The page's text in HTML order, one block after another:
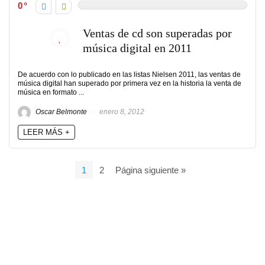
0
Ventas de cd son superadas por
música digital en 2011
De acuerdo con lo publicado en las listas Nielsen 2011, las ventas de
música digital han superado por primera vez en la historia la venta de
música en formato ...
Oscar Belmonte enero 8, 2012
LEER MÁS +
1 2 Página siguiente »